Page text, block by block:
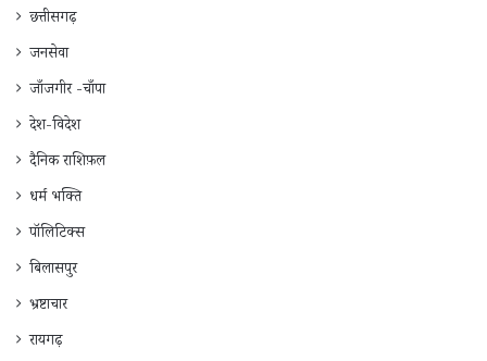
छत्तीसगढ़
जनसेवा
जाँजगीर -चाँपा
देश-विदेश
दैनिक राशिफ़ल
धर्म भक्ति
पॉलिटिक्स
बिलासपुर
भ्रष्टाचार
रायगढ़